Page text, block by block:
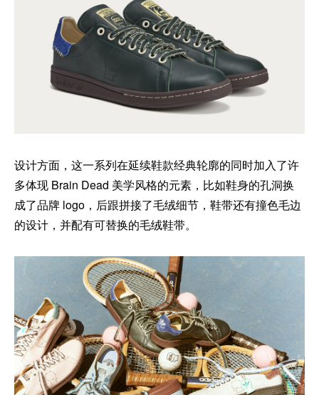
设计方面，这一系列在延续鞋款经典轮廓的同时加入了许
多体现 Brain Dead 美学风格的元素，比如鞋身的孔洞换
成了品牌 logo，后跟拼接了毛绒细节，鞋带还有撞色毛边
的设计，并配有可替换的毛绒鞋带。